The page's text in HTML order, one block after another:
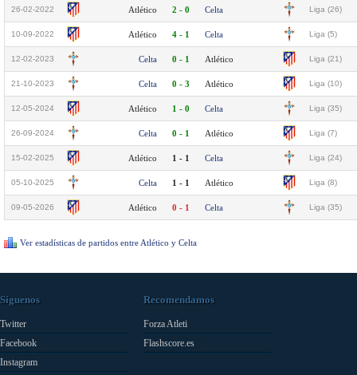
26-02-2022 Atlético 2 - 0 Celta Liga (26)
10-09-2022 Atlético 4 - 1 Celta Liga (5)
12-02-2023 Celta 0 - 1 Atlético Liga (21)
21-10-2023 Celta 0 - 3 Atlético Liga (10)
12-05-2024 Atlético 1 - 0 Celta Liga (35)
26-09-2024 Celta 0 - 1 Atlético Liga (7)
15-02-2025 Atlético 1 - 1 Celta Liga (24)
05-10-2025 Celta 1 - 1 Atlético Liga (8)
09-05-2026 Atlético 0 - 1 Celta Liga (35)
Ver estadísticas de partidos entre Atlético y Celta
Síguenos
Twitter
Facebook
Instagram
Recomendamos
Forza Atleti
Flashscore.es